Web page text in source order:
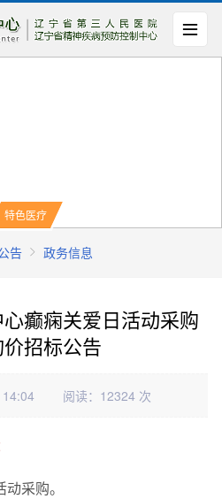
特色医疗
告 政务信息
癫痫关爱日活动采购
招标公告
阅读：12324 次
采购。